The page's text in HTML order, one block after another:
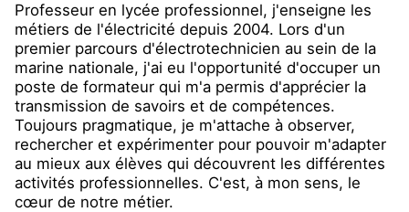
Professeur en lycée professionnel, j'enseigne les
métiers de l'électricité depuis 2004. Lors d'un
premier parcours d'électrotechnicien au sein de la
marine nationale, j'ai eu l'opportunité d'occuper un
poste de formateur qui m'a permis d'apprécier la
transmission de savoirs et de compétences.
Toujours pragmatique, je m'attache à observer,
rechercher et expérimenter pour pouvoir m'adapter
au mieux aux élèves qui découvrent les différentes
activités professionnelles. C'est, à mon sens, le
cœur de notre métier.